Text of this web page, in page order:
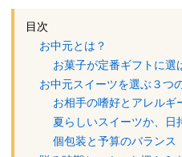
目次
お中元とは？
お菓子が定番ギフトに選
お中元スイーツを選ぶ３つ
お相手の嗜好とアレルギ
夏らしいスイーツか、日
個包装と予算のバランス